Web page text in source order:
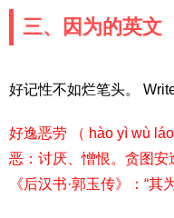
三、因为的英文
好记性不如烂笔头。
好逸恶劳 （ hào yì wù
恶：讨厌、憎恨。贪图安
《后汉书·郭玉传》：“其